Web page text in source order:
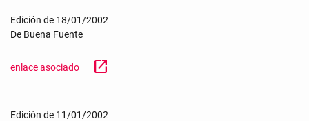
Edición de 18/01/2002
De Buena Fuente
enlace asociado open_in_new
Edición de 11/01/2002